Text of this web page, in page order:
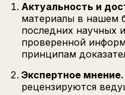
Актуальность и
материалы в нашем
последних научных
проверенной
принципам
Экспертное мнение.
рецензируются